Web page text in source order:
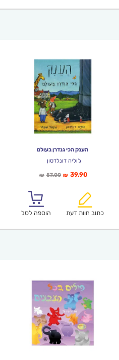
הענק הכי גנדרן בעולם
ג'וליה דונלדסון
₪ 57.00המחיר
₪57.00.
₪ 39.90
הוא:
כתוב חוות דעת
הוספה לסל